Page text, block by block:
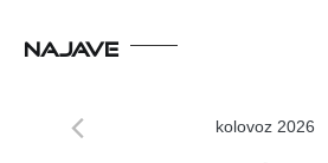
NAJAVE
kolovoz 2026